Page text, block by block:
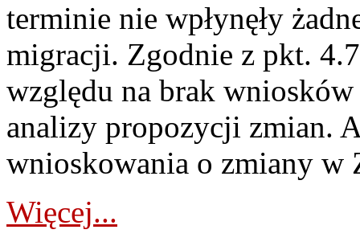
terminie nie wpłynęły
migracji. Zgodnie z pkt.
względu na brak
analizy propozycji zmian.
wnioskowania o zmiany w
Więcej...